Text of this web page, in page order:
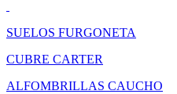
SUELOS FURGONETA
CUBRE CARTER
ALFOMBRILLAS CAUCHO